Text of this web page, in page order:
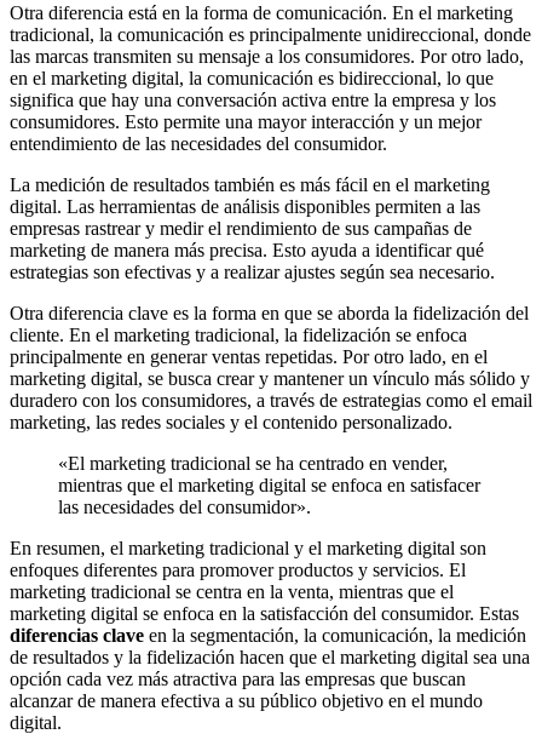
Otra diferencia está en la forma de comunicación. En el marketing
tradicional, la comunicación es principalmente unidireccional, donde
las marcas transmiten su mensaje a los consumidores. Por otro lado,
en el marketing digital, la comunicación es bidireccional, lo que
significa que hay una conversación activa entre la empresa y los
consumidores. Esto permite una mayor interacción y un mejor
entendimiento de las necesidades del consumidor.
La medición de resultados también es más fácil en el marketing
digital. Las herramientas de análisis disponibles permiten a las
empresas rastrear y medir el rendimiento de sus campañas de
marketing de manera más precisa. Esto ayuda a identificar qué
estrategias son efectivas y a realizar ajustes según sea necesario.
Otra diferencia clave es la forma en que se aborda la fidelización del
cliente. En el marketing tradicional, la fidelización se enfoca
principalmente en generar ventas repetidas. Por otro lado, en el
marketing digital, se busca crear y mantener un vínculo más sólido y
duradero con los consumidores, a través de estrategias como el email
marketing, las redes sociales y el contenido personalizado.
«El marketing tradicional se ha centrado en vender,
mientras que el marketing digital se enfoca en satisfacer
las necesidades del consumidor».
En resumen, el marketing tradicional y el marketing digital son
enfoques diferentes para promover productos y servicios. El
marketing tradicional se centra en la venta, mientras que el
marketing digital se enfoca en la satisfacción del consumidor. Estas
diferencias clave en la segmentación, la comunicación, la medición
de resultados y la fidelización hacen que el marketing digital sea una
opción cada vez más atractiva para las empresas que buscan
alcanzar de manera efectiva a su público objetivo en el mundo
digital.